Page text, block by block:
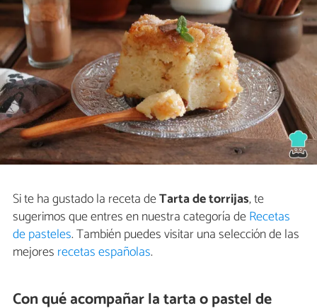
Si te ha gustado la receta deTarta de torrijas, te
sugerimos que entres en nuestra categoría deRecetas
de pasteles. También puedes visitar una selección de las
mejores recetas españolas.
Con qué acompañar la tarta o pastel de